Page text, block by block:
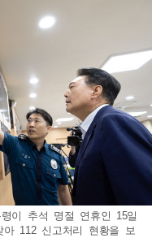
이 추석 명절 연휴인 15일
아 112 신고처리 현황을 보